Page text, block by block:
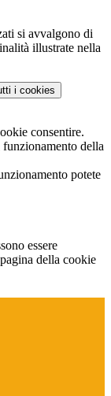
si avvalgono di
illustrate nella
i cookies
consentire.
della
potete
essere
della cookie